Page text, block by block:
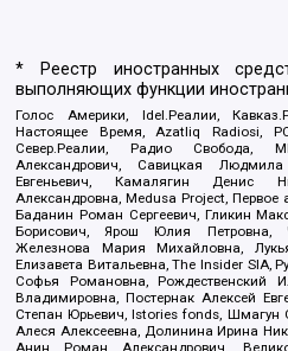
* Реестр иностранных
выполняющих функции
Голос Америки, Idel.Реалии,
Настоящее Время, Azatliq Radiosi,
Север.Реалии, Радио Свобода,
Александрович, Савицкая
Евгеньевич, Камалягин Денис
Александровна, Medusa Project,
Баданин Роман Сергеевич, Гликин
Борисович, Ярош Юлия Петровна,
Железнова Мария Михайловна,
Елизавета Витальевна, The Insider SIA,
Софья Романовна, Рождественский
Владимировна, Постернак Алексей
Степан Юрьевич, Istories fonds, Шмагун
Алеся Алексеевна, Долинина Ирина
Анин Роман Александрович,